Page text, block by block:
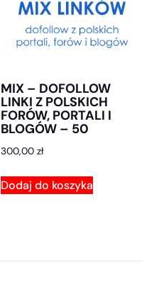
MIX – DOFOLLOW
LINKI Z POLSKICH
FORÓW, PORTALI I
BLOGÓW – 50
300,00zł
Dodaj do koszyka